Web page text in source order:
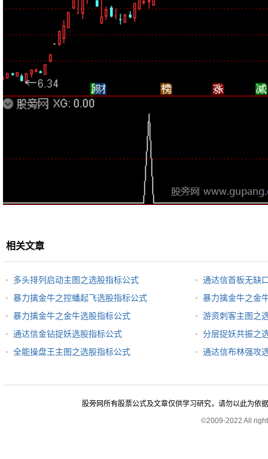
相关文章
多头排列启动主图之选股指标公式
通达信首板无缺
暴力擒金牛之控蟠起飞选股指标公式
暴力擒金牛之金
暴力擒金牛之金牛选股指标公式
游资刺客主图之
通达信金钻捉妖选股指标公式
分层捉妖共振之
全能操盘王主图之选股指标公式
通达信布林强攻
股旁网所有股票公式及文章仅供学习研究，请勿以此为依
©2009-2022 All